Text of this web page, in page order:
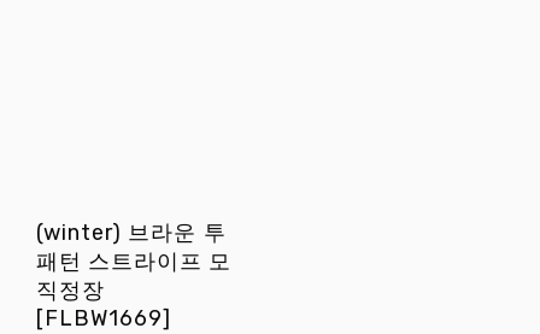
(winter) 브라운 투
패턴 스트라이프 모
직정장
[FLBW1669]